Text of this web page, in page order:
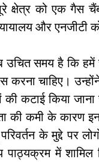
क्षेत्र को एक गैस
और एनजीटी
उचित समय है कि हमें
करना चाहिए।
कटाई किया
कमी के कारण इन
के मुद्दे पर
में शामिल